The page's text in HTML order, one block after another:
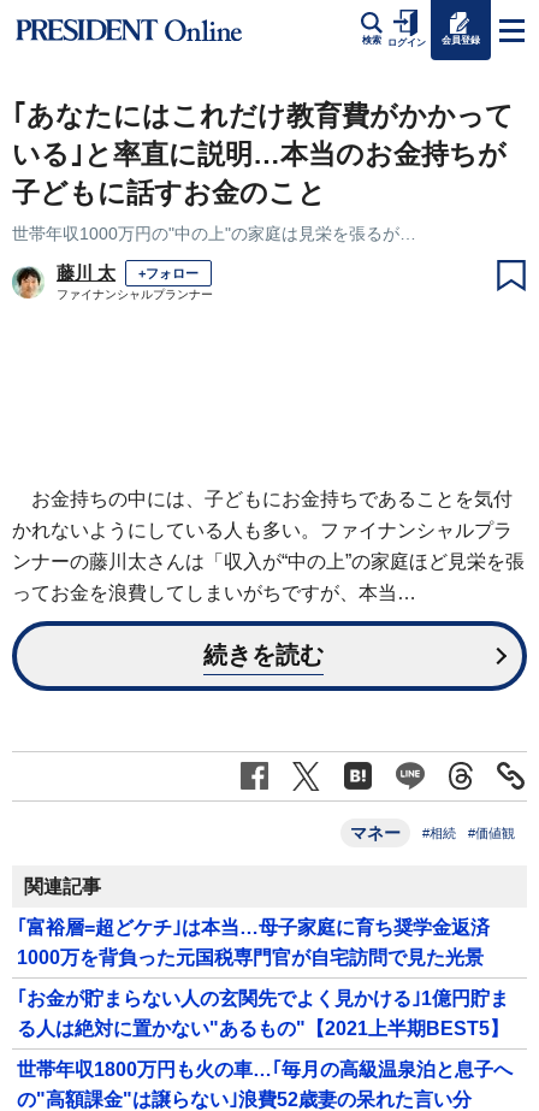
検索 ログイン 会員登録
｢あなたにはこれだけ教育費がかかって
いる｣と率直に説明…本当のお金持ちが
子どもに話すお金のこと
世帯年収1000万円の"中の上"の家庭は見栄を張るが…
藤川 太 +フォロー
ファイナンシャルプランナー
お金持ちの中には、子どもにお金持ちであることを気付
かれないようにしている人も多い。ファイナンシャルプラ
ンナーの藤川太さんは「収入が“中の上”の家庭ほど見栄を張
ってお金を浪費してしまいがちですが、本当…
続きを読む
マネー #相続 #価値観
関連記事
｢富裕層=超どケチ｣は本当…母子家庭に育ち奨学金返済
1000万を背負った元国税専門官が自宅訪問で見た光景
｢お金が貯まらない人の玄関先でよく見かける｣1億円貯ま
る人は絶対に置かない"あるもの"【2021上半期BEST5】
世帯年収1800万円も火の車…｢毎月の高級温泉泊と息子へ
の"高額課金"は譲らない｣浪費52歳妻の呆れた言い分